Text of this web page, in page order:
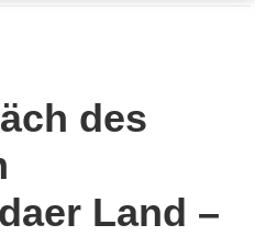
des
Land –